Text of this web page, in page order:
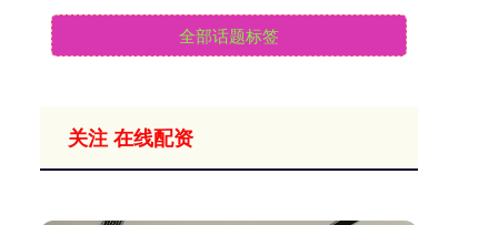
全部话题标签
关注 在线配资